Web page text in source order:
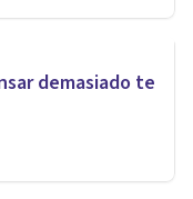
demasiado te